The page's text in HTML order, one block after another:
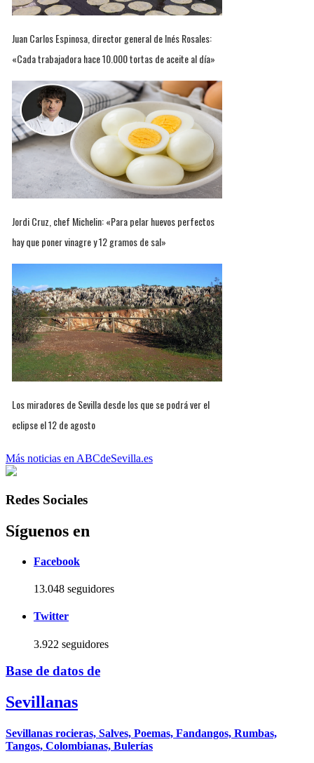
Juan Carlos Espinosa, director general de Inés Rosales:
«Cada trabajadora hace 10.000 tortas de aceite al día»
Jordi Cruz, chef Michelin: «Para pelar huevos perfectos
hay que poner vinagre y 12 gramos de sal»
Los miradores de Sevilla desde los que se podrá ver el
eclipse el 12 de agosto
Más noticias en ABCdeSevilla.es
Redes Sociales
Síguenos en
Facebook
13.048 seguidores
Twitter
3.922 seguidores
Base de datos de
Sevillanas
Sevillanas rocieras, Salves, Poemas, Fandangos, Rumbas,
Tangos, Colombianas, Bulerías